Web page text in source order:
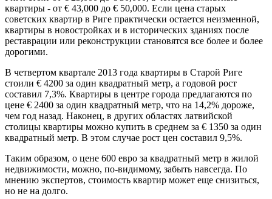
квартиры - от € 43,000 до € 50,000. Если цена старых
советских квартир в Риге практически остается неизменной,
квартиры в новостройках и в исторических зданиях после
реставрации или реконструкции становятся все более и более
дорогими.
В четвертом квартале 2013 года квартиры в Старой Риге
стоили € 4200 за один квадратный метр, а годовой рост
составил 7,3%. Квартиры в центре города предлагаются по
цене € 2400 за один квадратный метр, что на 14,2% дороже,
чем год назад. Наконец, в других областях латвийской
столицы квартиры можно купить в среднем за € 1350 за один
квадратный метр. В этом случае рост цен составил 9,5%.
Таким образом, о цене 600 евро за квадратный метр в жилой
недвижимости, можно, по-видимому, забыть навсегда. По
мнению экспертов, стоимость квартир может еще снизиться,
но не на долго.